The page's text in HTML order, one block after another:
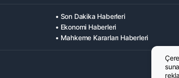
• Son Dakika Haberleri
• Ekonomi Haberleri
• Mahkeme Kararları Haberleri